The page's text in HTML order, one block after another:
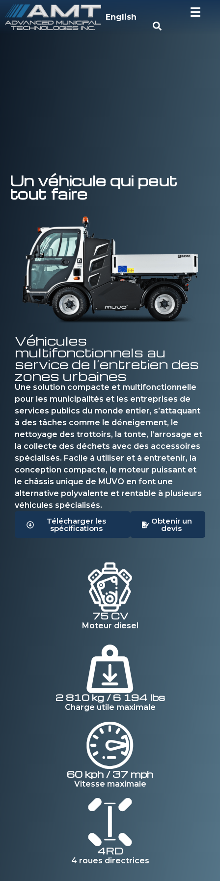
English
Un véhicule qui peut
tout faire
Véhicules
multifonctionnels au
service de l’entretien des
zones urbaines
Une solution compacte et multifonctionnelle
pour les municipalités et les entreprises de
services publics du monde entier, s’attaquant
à des tâches comme le déneigement, le
nettoyage des trottoirs, la tonte, l’arrosage et
la collecte des déchets avec des accessoires
spécialisés. Facile à utiliser et à entretenir, la
conception compacte, le moteur puissant et
le châssis unique de MUVO en font une
alternative polyvalente et rentable à plusieurs
véhicules spécialisés.
Télécharger les
spécifications
Obtenir un
devis
75 CV
Moteur diesel
2 810 kg / 6 194 lbs
Charge utile maximale
60 kph / 37 mph
Vitesse maximale
4RD
4 roues directrices